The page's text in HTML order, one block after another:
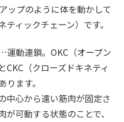
ップのように体を動かして
ィックチェーン）です。
運動連鎖。OKC（オープン
CKC（クローズドキネティ
ます。
中心から遠い筋肉が固定さ
可動する状態のことで、